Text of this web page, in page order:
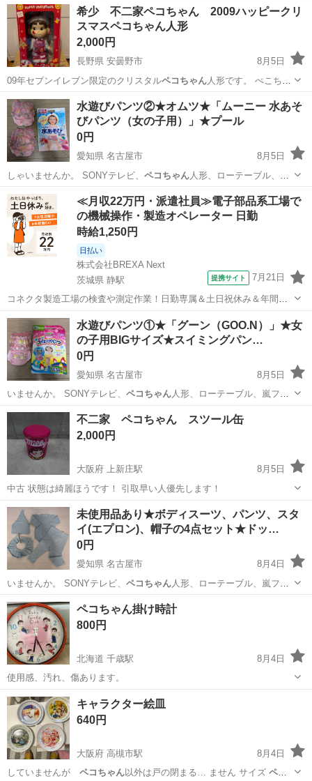
希少 不二家ペコちゃん 2009ハッピークリ
スマスペコちゃん人形
2,000円
長野県 安曇野市
8月5日
09年セブンイレブン限定のクリスタルペコちゃん人形です。 ぺこちゃ
ん人形2009…
長野 安曇野市 おもちゃ ペコちゃん
水遊びパンツ②★オムツ★「ムーニー 水あそ
びパンツ（女の子用）」★プール
0円
愛知県 名古屋市
8月5日
しゃいませんか。 SONYテレビ、 ペコちゃん人形、ローテーブル、嵐
フォトブック、…
愛知 名古屋市 ベビー用品
≪月収22万円・派遣社員≫電子部品系工場で
の機械操作・製造オペレーター 日勤
時給1,250円
日払い
株式会社BREXA Next
茨城県 静駅
提携サイト 7月21日
コネクタ製造工場の検査や測定作業！日勤専属＆土日祝休み＆年間休
日128日★クリーンルーム内作業★マイカー通勤OK＆無料駐車場あり
★就業先食堂利用可！日払い制度あり！《茨城県常陸大宮市》 人気の
工場のお仕事 ◇コネクタ製造工...
茨城 常陸大宮市 静駅 その他
水遊びパンツ①★「グーン（GOO.N）」★女
の子用BIGサイズ★スイミングパン…
0円
愛知県 名古屋市
8月5日
いませんか。 SONYテレビ、 ペコちゃん人形、ローテーブル、嵐フォ
トブック、…
愛知 名古屋市 ベビー用品
不二家 ペコちゃん スツール缶
2,000円
大阪府 上新庄駅
8月5日
中古 状態は綺麗ほうです！ 引取早い人優先します！
大阪 吹田市 上新庄駅 家庭用品
未使用品あり★ボディスーツ、パンツ、スタ
イ(エプロン)、帽子の4点セット★ドッ…
0円
愛知県 名古屋市
8月4日
いませんか。 SONYテレビ、 ペコちゃん人形、ローテーブル、嵐フォ
トブック、…
愛知 名古屋市 ベビー用品 ボディスーツ
ペコちゃん掛け時計
800円
北海道 千歳駅
8月4日
使用感、汚れ、傷あります。
北海道 千歳市 千歳駅 その他
キャラクター絵皿
640円
大阪府 高槻市駅
8月4日
していませんが ペコちゃん以外は戸の閉まる… ません サイズ ペコ